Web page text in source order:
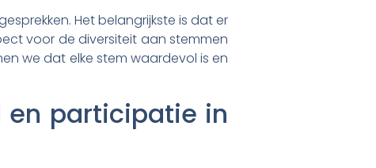
Het belangrijkste is dat er
voor de diversiteit aan stemmen
we dat elke stem waardevol is en
en participatie in